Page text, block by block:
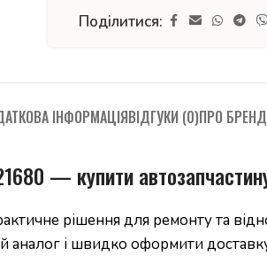
Поділитися:
ІНФОРМАЦІЯВІДГУКИ (0)ПРО БРЕНД
— купити
рішення для ремонту та
аналог і швидко оформити